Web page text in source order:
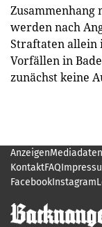
Zusammenhang
werden nach
Straftaten allein
Vorfällen in
zunächst keine
AnzeigenMediadaten
KontaktFAQ
FacebookInstagram